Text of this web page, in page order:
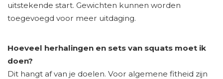
uitstekende start. Gewichten kunnen worden
toegevoegd voor meer uitdaging.
Hoeveel herhalingen en sets van squats moet ik
doen?
Dit hangt af van je doelen. Voor algemene fitheid zijn